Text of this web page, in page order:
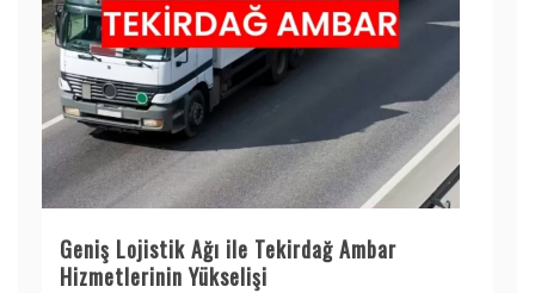
Geniş Lojistik Ağı ile Tekirdağ Ambar
Hizmetlerinin Yükselişi